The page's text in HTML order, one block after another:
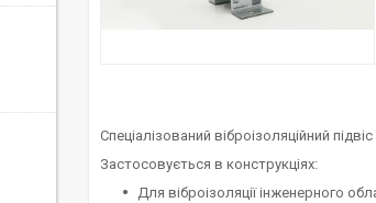
Спеціалізований віброізоляційний
Застосовується в конструкціях:
Для віброізоляції інженерного